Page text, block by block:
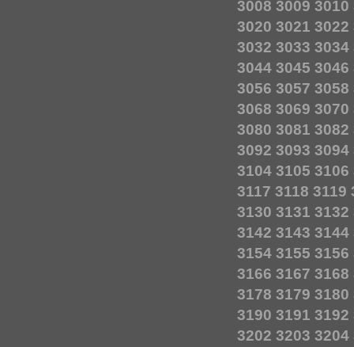
3008 3009 3010
3020 3021 3022
3032 3033 3034
3044 3045 3046
3056 3057 3058
3068 3069 3070
3080 3081 3082
3092 3093 3094
3104 3105 3106
3117 3118 3119
3130 3131 3132
3142 3143 3144
3154 3155 3156
3166 3167 3168
3178 3179 3180
3190 3191 3192
3202 3203 3204